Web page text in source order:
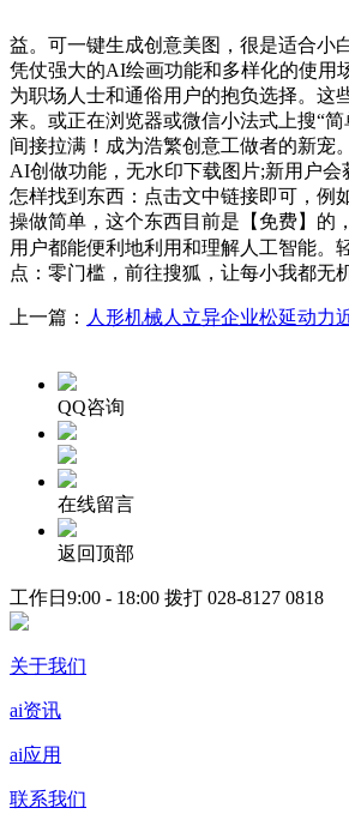
益。可一键生成创意美图，很是适合小
凭仗强大的AI绘画功能和多样化的使用
为职场人士和通俗用户的抱负选择。这
来。或正在浏览器或微信小法式上搜“
间接拉满！成为浩繁创意工做者的新宠
AI创做功能，无水印下载图片;新用户
怎样找到东西：点击文中链接即可，例
操做简单，这个东西目前是【免费】的
用户都能便利地利用和理解人工智能。
点：零门槛，前往搜狐，让每小我都无
上一篇： 人形机械人立异企业松延动力
QQ咨询
在线留言
返回顶部
工作日9:00 - 18:00 拨打 028-8127 0818
关于我们
ai资讯
ai应用
联系我们